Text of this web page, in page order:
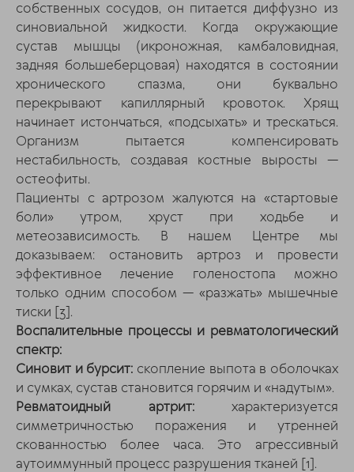
собственных сосудов, он питается диффузно из
синовиальной жидкости. Когда окружающие
сустав мышцы (икроножная, камбаловидная,
задняя большеберцовая) находятся в состоянии
хронического спазма, они буквально
перекрывают капиллярный кровоток. Хрящ
начинает истончаться, «подсыхать» и трескаться.
Организм пытается компенсировать
нестабильность, создавая костные выросты —
остеофиты.
Пациенты с артрозом жалуются на «стартовые
боли» утром, хруст при ходьбе и
метеозависимость. В нашем Центре мы
доказываем: остановить артроз и провести
эффективное лечение голеностопа можно
только одним способом — «разжать» мышечные
тиски [3].
Воспалительные процессы и ревматологический
спектр:
Синовит и бурсит: скопление выпота в оболочках
и сумках, сустав становится горячим и «надутым».
Ревматоидный артрит:характеризуется
симметричностью поражения и утренней
скованностью более часа. Это агрессивный
аутоиммунный процесс разрушения тканей [1].